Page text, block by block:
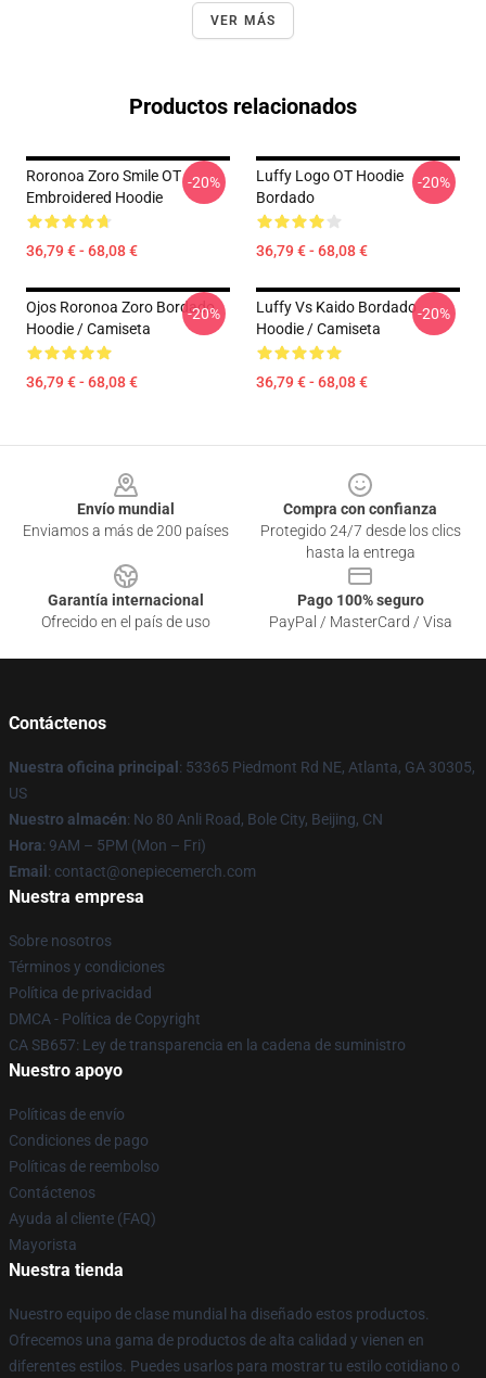
VER MÁS
Productos relacionados
Roronoa Zoro Smile OT
Embroidered Hoodie
36,79 € - 68,08 €
-20%
Luffy Logo OT Hoodie
Bordado
36,79 € - 68,08 €
-20%
Ojos Roronoa Zoro Bordado
Hoodie / Camiseta
36,79 € - 68,08 €
-20%
Luffy Vs Kaido Bordado
Hoodie / Camiseta
36,79 € - 68,08 €
-20%
Envío mundial
Enviamos a más de 200 países
Compra con confianza
Protegido 24/7 desde los clics
hasta la entrega
Garantía internacional
Ofrecido en el país de uso
Pago 100% seguro
PayPal / MasterCard / Visa
Contáctenos
Nuestra oficina principal : 53365 Piedmont Rd NE, Atlanta, GA 30305,
US
Nuestro almacén: No 80 Anli Road, Bole City, Beijing, CN
Hora: 9AM – 5PM (Mon – Fri)
Email : contact@onepiecemerch.com
Nuestra empresa
Sobre nosotros
Términos y condiciones
Política de privacidad
DMCA - Política de Copyright
CA SB657: Ley de transparencia en la cadena de suministro
Nuestro apoyo
Políticas de envío
Condiciones de pago
Políticas de reembolso
Contáctenos
Ayuda al cliente (FAQ)
Mayorista
Nuestra tienda
Nuestro equipo de clase mundial ha diseñado estos productos.
Ofrecemos una gama de productos de alta calidad y vienen en
diferentes estilos. Puedes usarlos para mostrar tu estilo cotidiano o